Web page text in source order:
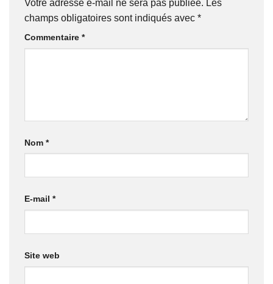
Votre adresse e-mail ne sera pas publiée. Les
champs obligatoires sont indiqués avec *
Commentaire *
Nom *
E-mail *
Site web